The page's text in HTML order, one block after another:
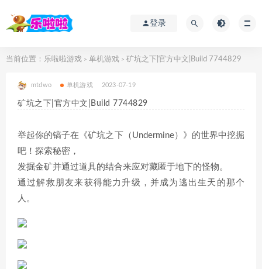
登录
当前位置： 乐啦啦游戏 > 单机游戏 > 矿坑之下|官方中文|Build 7744829
mtdwo 单机游戏 2023-07-19
矿坑之下|官方中文|Build 7744829
举起你的镐子在《矿坑之下（Undermine）》的世界中挖掘
吧！探索秘密，
发掘金矿并通过道具的结合来应对藏匿于地下的怪物。
通过解救朋友来获得能力升级，并成为逃出生天的那个
人。